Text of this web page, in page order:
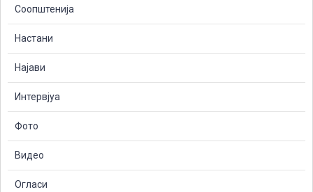
Соопштенија
Настани
Најави
Интервјуа
Фото
Видео
Огласи